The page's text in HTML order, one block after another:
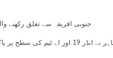
جنوبی افریقہ سے تعلق رکھنے
سطح پر پاکستان کی نمائندگی سے محروم رہے۔